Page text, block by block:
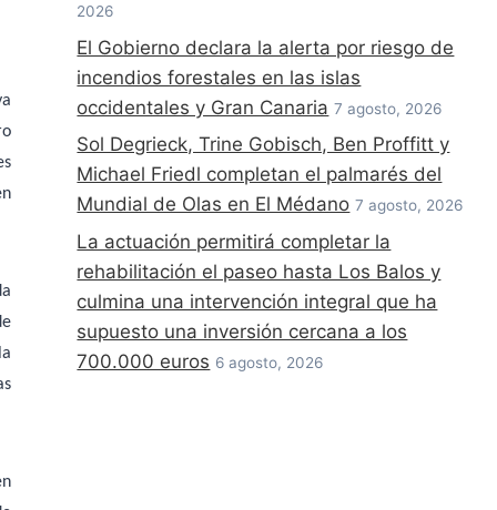
2026
El Gobierno declara la alerta por riesgo de
incendios forestales en las islas
occidentales y Gran Canaria 7 agosto, 2026
Sol Degrieck, Trine Gobisch, Ben Proffitt y
Michael Friedl completan el palmarés del
Mundial de Olas en El Médano 7 agosto, 2026
La actuación permitirá completar la
rehabilitación el paseo hasta Los Balos y
culmina una intervención integral que ha
supuesto una inversión cercana a los
700.000 euros 6 agosto, 2026